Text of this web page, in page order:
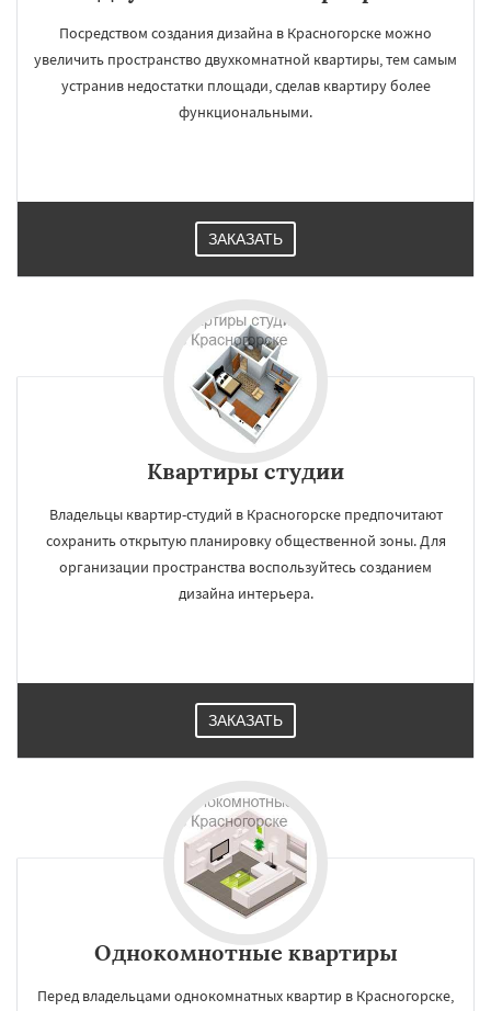
Посредством создания дизайна в Красногорске можно
увеличить пространство двухкомнатной квартиры, тем самым
устранив недостатки площади, сделав квартиру более
функциональными.
ЗАКАЗАТЬ
Квартиры студии
Владельцы квартир-студий в Красногорске предпочитают
сохранить открытую планировку общественной зоны. Для
организации пространства воспользуйтесь созданием
дизайна интерьера.
ЗАКАЗАТЬ
Однокомнотные квартиры
Перед владельцами однокомнатных квартир в Красногорске,